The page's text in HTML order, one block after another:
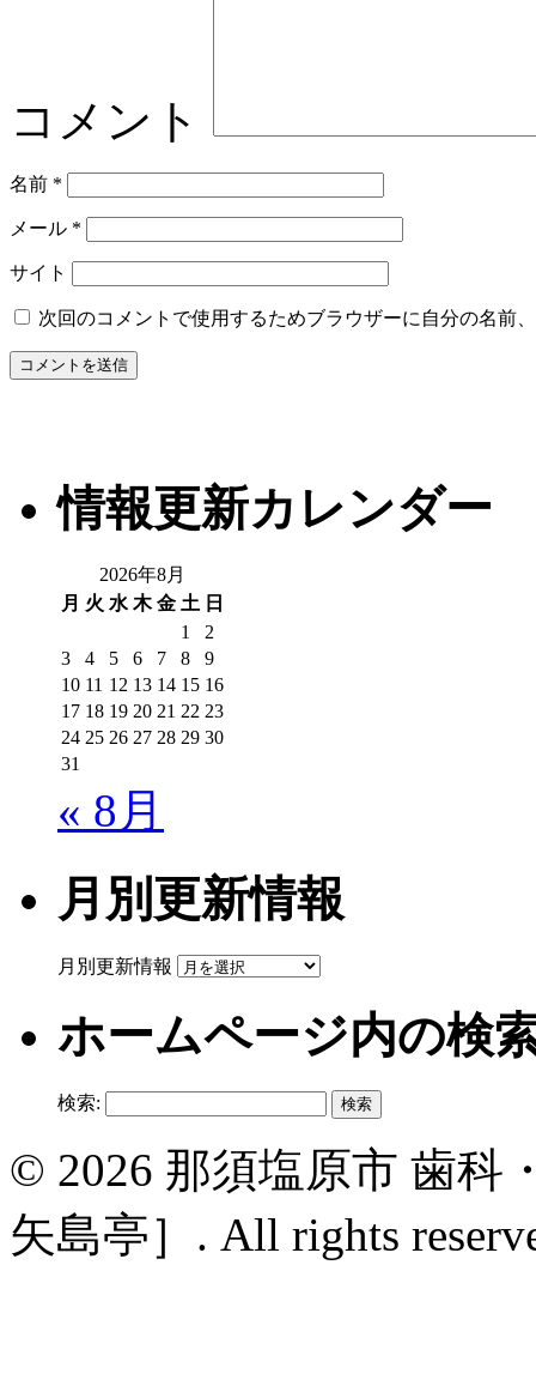
コメント
名前 *
メール *
サイト
次回のコメントで使用するためブラウザーに自分の名前
情報更新カレンダー
2026年8月
月 火 水 木 金 土 日
1
2
3
4 5 6 7 8
9
10 11 12 13 14 15 16
17 18 19 20 21 22 23
24 25 26 27 28 29 30
31
« 8月
月別更新情報
月別更新情報
ホームページ内の検
検索:
© 2026 那須塩原市 歯科
矢島亭］. All rights